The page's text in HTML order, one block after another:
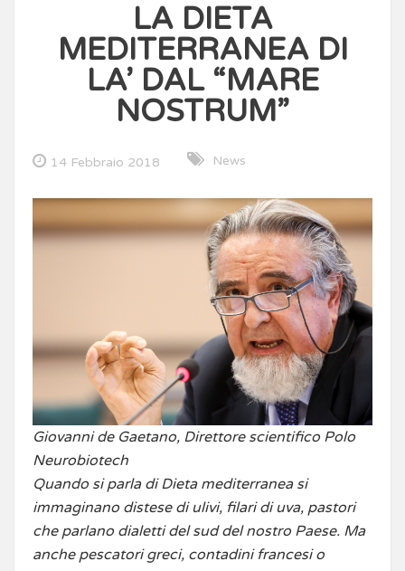
LA DIETA
MEDITERRANEA DI
LA’ DAL “MARE
NOSTRUM”
14 Febbraio 2018 News
Giovanni de Gaetano, Direttore scientifico Polo
Neurobiotech
Quando si parla di Dieta mediterranea si
immaginano distese di ulivi, filari di uva, pastori
che parlano dialetti del sud del nostro Paese. Ma
anche pescatori greci, contadini francesi o